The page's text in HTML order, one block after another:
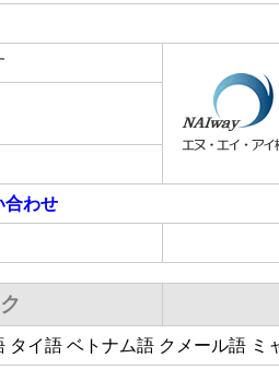
合わせ
タイ語 ベトナム語 クメール語